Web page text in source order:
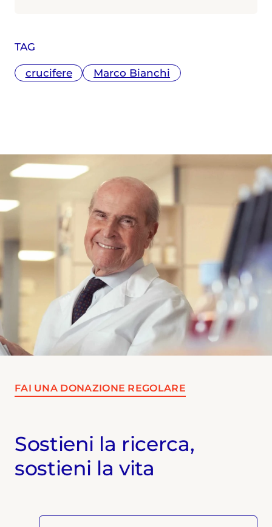
TAG
crucifere Marco Bianchi
FAI UNA DONAZIONE REGOLARE
Sostieni la ricerca,
sostieni la vita